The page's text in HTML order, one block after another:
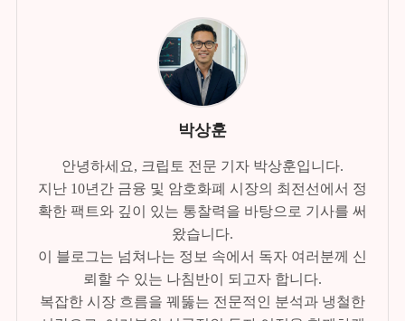
박상훈
안녕하세요, 크립토 전문 기자 박상훈입니다.
지난 10년간 금융 및 암호화폐 시장의 최전선에서 정
확한 팩트와 깊이 있는 통찰력을 바탕으로 기사를 써
왔습니다.
이 블로그는 넘쳐나는 정보 속에서 독자 여러분께 신
뢰할 수 있는 나침반이 되고자 합니다.
복잡한 시장 흐름을 꿰뚫는 전문적인 분석과 냉철한